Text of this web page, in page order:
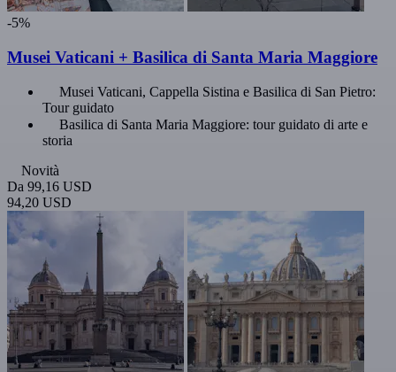
-5%
Musei Vaticani + Basilica di Santa Maria Maggiore
Musei Vaticani, Cappella Sistina e Basilica di San Pietro:
Tour guidato
Basilica di Santa Maria Maggiore: tour guidato di arte e
storia
Novità
Da 99,16 USD
94,20 USD